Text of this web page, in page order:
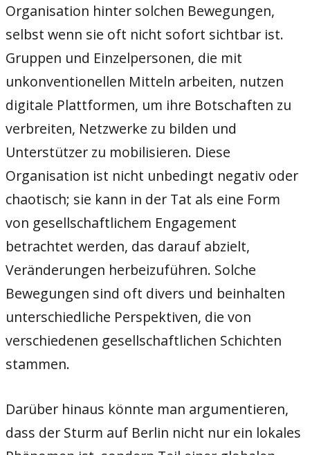
Organisation hinter solchen Bewegungen,
selbst wenn sie oft nicht sofort sichtbar ist.
Gruppen und Einzelpersonen, die mit
unkonventionellen Mitteln arbeiten, nutzen
digitale Plattformen, um ihre Botschaften zu
verbreiten, Netzwerke zu bilden und
Unterstützer zu mobilisieren. Diese
Organisation ist nicht unbedingt negativ oder
chaotisch; sie kann in der Tat als eine Form
von gesellschaftlichem Engagement
betrachtet werden, das darauf abzielt,
Veränderungen herbeizuführen. Solche
Bewegungen sind oft divers und beinhalten
unterschiedliche Perspektiven, die von
verschiedenen gesellschaftlichen Schichten
stammen.
Darüber hinaus könnte man argumentieren,
dass der Sturm auf Berlin nicht nur ein lokales